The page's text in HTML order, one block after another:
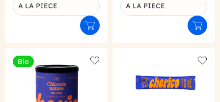
A LA PIECE
Ajouter au panier
A LA PIECE
Bio